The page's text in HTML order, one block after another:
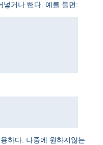
넣거나 뺀다. 예를 들면:
하다. 나중에 원하지않는